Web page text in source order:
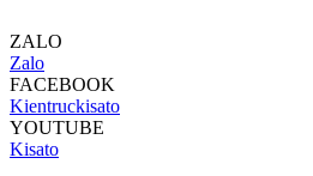
ZALO
Zalo
FACEBOOK
Kientruckisato
YOUTUBE
Kisato